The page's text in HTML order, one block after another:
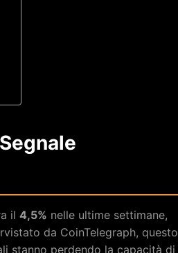
il 4,5% nelle ultime settimane,
da CoinTelegraph, questo
stanno perdendo la capacità di